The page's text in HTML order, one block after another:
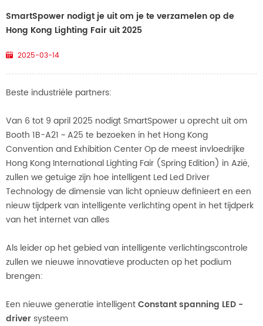
SmartSpower nodigt je uit om je te verzamelen op de
Hong Kong Lighting Fair uit 2025
2025-03-14
Beste industriële partners:
Van 6 tot 9 april 2025 nodigt SmartSpower u oprecht uit om
Booth 1B-A21 ~ A25 te bezoeken in het Hong Kong
Convention and Exhibition Center Op de meest invloedrijke
Hong Kong International Lighting Fair (Spring Edition) in Azië,
zullen we getuige zijn hoe intelligent Led Led Driver
Technology de dimensie van licht opnieuw definieert en een
nieuw tijdperk van intelligente verlichting opent in het tijdperk
van het internet van alles
Als leider op het gebied van intelligente verlichtingscontrole
zullen we nieuwe innovatieve producten op het podium
brengen:
Een nieuwe generatie intelligentConstant spanning LED -
driversysteem